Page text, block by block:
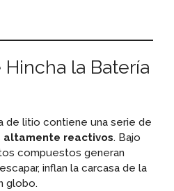
Hincha la Batería
de litio contiene una serie de
altamente reactivos. Bajo
compuestos generan
inflan la carcasa de la
globo.